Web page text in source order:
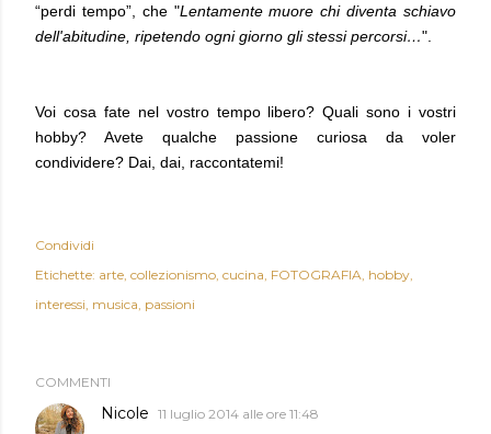
“perdi tempo”, che "Lentamente muore chi diventa schiavo
dell'abitudine, ripetendo ogni giorno gli stessi percorsi…".
Voi cosa fate nel vostro tempo libero? Quali sono i vostri
hobby? Avete qualche passione curiosa da voler
condividere? Dai, dai, raccontatemi!
Condividi
Etichette: arte collezionismo cucina FOTOGRAFIA hobby
interessi musica passioni
COMMENTI
Nicole 11 luglio 2014 alle ore 11:48